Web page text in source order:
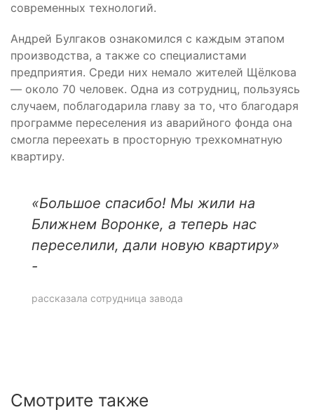
современных технологий.
Андрей Булгаков ознакомился с каждым этапом
производства, а также со специалистами
предприятия. Среди них немало жителей Щёлкова
— около 70 человек. Одна из сотрудниц, пользуясь
случаем, поблагодарила главу за то, что благодаря
программе переселения из аварийного фонда она
смогла переехать в просторную трехкомнатную
квартиру.
«Большое спасибо! Мы жили на
Ближнем Воронке, а теперь нас
переселили, дали новую квартиру»
-
рассказала сотрудница завода
Смотрите также